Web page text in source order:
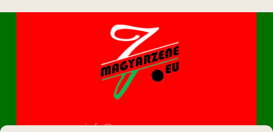
info@magyarzene.eu